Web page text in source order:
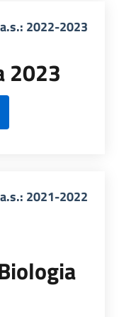
a.s.: 2022-2023
2023
a.s.: 2021-2022